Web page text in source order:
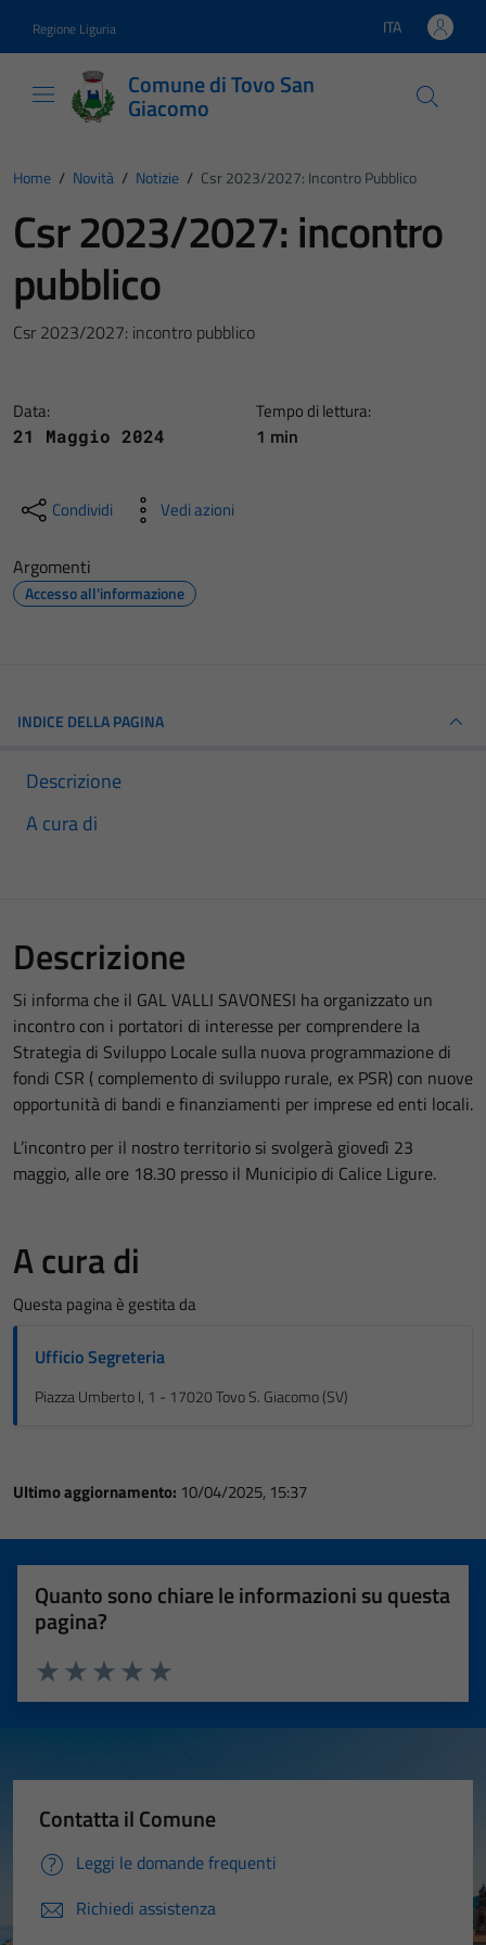
Regione Liguria Lingua attiva:
ITA
Comune di Tovo San
Giacomo
Home / Novità / Notizie / Csr 2023/2027: Incontro Pubblico
Csr 2023/2027: incontro
pubblico
Csr 2023/2027: incontro pubblico
Data:
21 Maggio 2024
Tempo di lettura:
1 min
Condividi Vedi azioni
Argomenti
Accesso all'informazione
INDICE DELLA PAGINA
Descrizione
A cura di
Descrizione
Si informa che il GAL VALLI SAVONESI ha organizzato un
incontro con i portatori di interesse per comprendere la
Strategia di Sviluppo Locale sulla nuova programmazione di
fondi CSR ( complemento di sviluppo rurale, ex PSR) con nuove
opportunità di bandi e finanziamenti per imprese ed enti locali.
L’incontro per il nostro territorio si svolgerà giovedì 23
maggio, alle ore 18.30 presso il Municipio di Calice Ligure.
A cura di
Questa pagina è gestita da
Ufficio Segreteria
Piazza Umberto I, 1 - 17020 Tovo S. Giacomo (SV)
Ultimo aggiornamento: 10/04/2025, 15:37
Quanto sono chiare le informazioni su questa
pagina?
Valuta 5 stelle su 5
Valuta 4 stelle su 5
Valuta 3 stelle su 5
Valuta 2 stelle su 5
Valuta 1 stelle su 5
Contatta il Comune
Leggi le domande frequenti
Richiedi assistenza